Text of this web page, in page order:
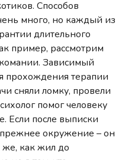
Способов
много, но каждый из
длительного
пример, рассмотрим
Зависимый
прохождения терапии
сняли ломку, провели
помог человеку
Если после выписки
окружение – он
же, как жил до